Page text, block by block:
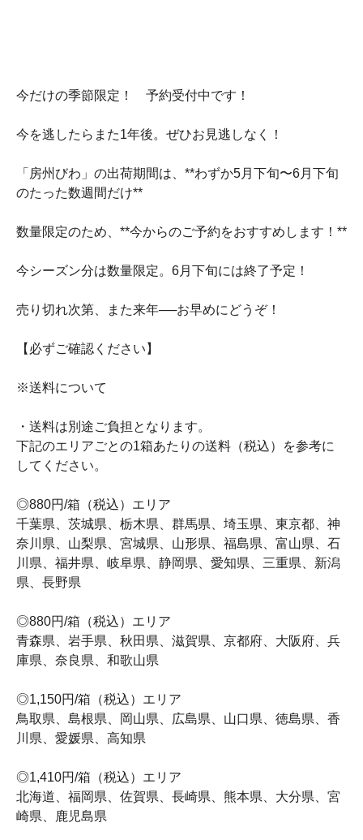
今だけの季節限定！ 予約受付中です！
今を逃したらまた1年後。ぜひお見逃しなく！
「房州びわ」の出荷期間は、**わずか5月下旬〜6月下旬
のたった数週間だけ**
数量限定のため、**今からのご予約をおすすめします！**
今シーズン分は数量限定。6月下旬には終了予定！
売り切れ次第、また来年──お早めにどうぞ！
【必ずご確認ください】
※送料について
・送料は別途ご負担となります。
下記のエリアごとの1箱あたりの送料（税込）を参考に
してください。
◎880円/箱（税込）エリア
千葉県、茨城県、栃木県、群馬県、埼玉県、東京都、神
奈川県、山梨県、宮城県、山形県、福島県、富山県、石
川県、福井県、岐阜県、静岡県、愛知県、三重県、新潟
県、長野県
◎880円/箱（税込）エリア
青森県、岩手県、秋田県、滋賀県、京都府、大阪府、兵
庫県、奈良県、和歌山県
◎1,150円/箱（税込）エリア
鳥取県、島根県、岡山県、広島県、山口県、徳島県、香
川県、愛媛県、高知県
◎1,410円/箱（税込）エリア
北海道、福岡県、佐賀県、長崎県、熊本県、大分県、宮
崎県、鹿児島県